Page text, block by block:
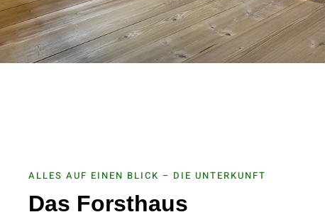
ALLES AUF EINEN BLICK – DIE UNTERKUNFT
Das Forsthaus